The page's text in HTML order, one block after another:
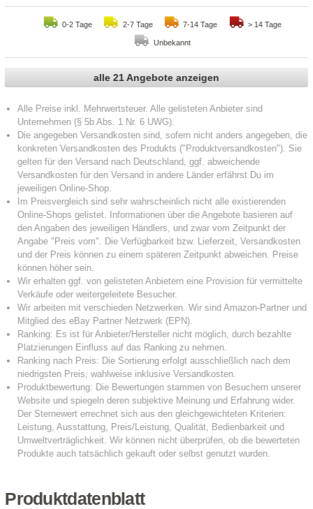
0-2 Tage 2-7 Tage 7-14 Tage > 14 Tage
Unbekannt
alle 21 Angebote anzeigen
Produktdatenblatt